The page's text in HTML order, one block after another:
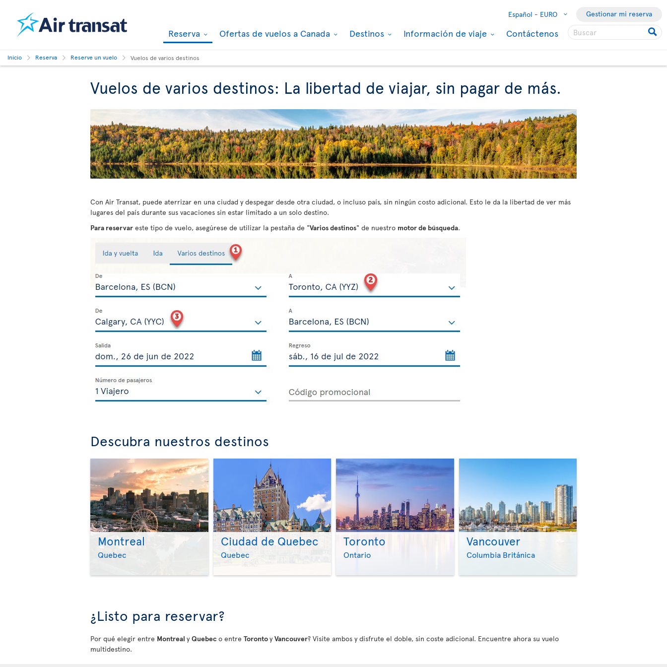
Español - EURO Gestionar mi reserva
Reserva Ofertas de vuelos a Canada Destinos Información de viaje Contáctenos
Inicio Reserva Reserve un vuelo Vuelos de varios destinos
Vuelos de varios destinos: La libertad de viajar, sin pagar de más.
Con Air Transat, puede aterrizar en una ciudad y despegar desde otra ciudad, o incluso país, sin ningún costo adicional. Esto le da la libertad de ver más
lugares del país durante sus vacaciones sin estar limitado a un solo destino.
Para reservar este tipo de vuelo, asegúrese de utilizar la pestaña de "Varios destinos" de nuestro motor de búsqueda.
Descubra nuestros destinos
Montreal
Quebec >
Ciudad de Quebec
Quebec >
Toronto
Ontario >
Vancouver
Columbia Británica
¿Listo para reservar?
Por qué elegir entre Montreal y Quebec o entre Torontoy Vancouver? Visite ambos y disfrute el doble, sin coste adicional. Encuentre ahora su vuelo
multidestino.